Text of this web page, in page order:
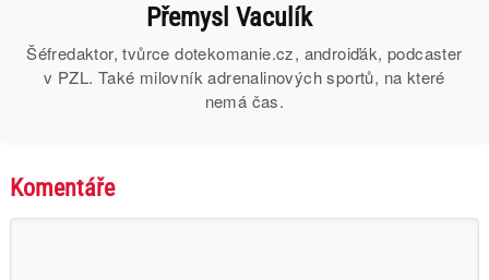
Přemysl Vaculík
Šéfredaktor, tvůrce dotekomanie.cz, androiďák, podcaster
v PZL. Také milovník adrenalinových sportů, na které
nemá čas.
Komentáře